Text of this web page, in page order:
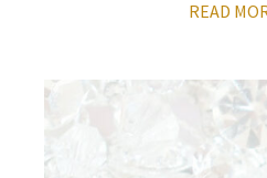
READ